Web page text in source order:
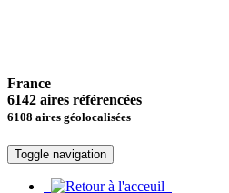
France
6142 aires référencées
6108 aires géolocalisées
Toggle navigation